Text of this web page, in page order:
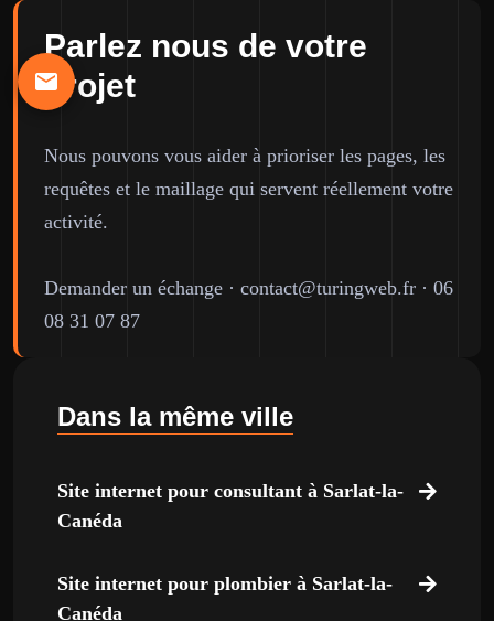
Parlez nous de votre
projet
Nous pouvons vous aider à prioriser les pages, les
requêtes et le maillage qui servent réellement votre
activité.
Demander un échange · contact@turingweb.fr · 06
08 31 07 87
Dans la même ville
Site internet pour consultant à Sarlat-la-
Canéda
Site internet pour plombier à Sarlat-la-
Canéda